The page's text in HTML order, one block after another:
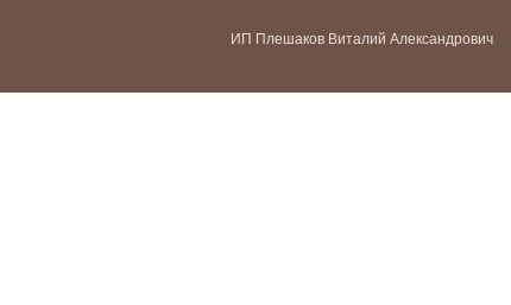
ИП Плешаков Виталий Александрович